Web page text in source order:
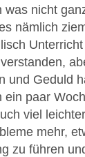
was nicht
nämlich
und Geduld
ein paar
viel
mehr,
zu führen